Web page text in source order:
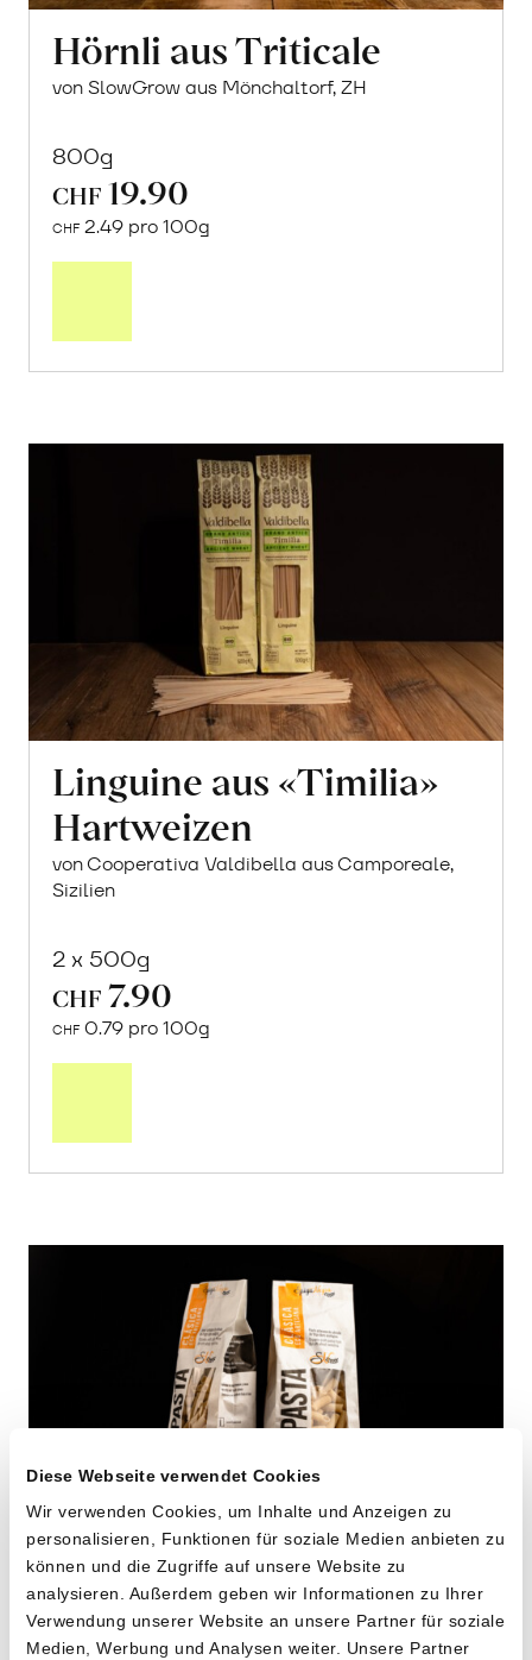
Diese Webseite verwendet Cookies
Wir verwenden Cookies, um Inhalte und Anzeigen zu
personalisieren, Funktionen für soziale Medien anbieten zu
können und die Zugriffe auf unsere Website zu
analysieren. Außerdem geben wir Informationen zu Ihrer
Verwendung unserer Website an unsere Partner für soziale
Medien, Werbung und Analysen weiter. Unsere Partner
Hörnli aus Triticale
von SlowGrow aus Mönchaltorf, ZH
800g
CHF 19.90
CHF 2.49 pro 100g
Linguine aus «Timilia»
Hartweizen
von Cooperativa Valdibella aus Camporeale,
Sizilien
2 x 500g
CHF 7.90
CHF 0.79 pro 100g
Maccheroni aus alten
Hartweizensorten